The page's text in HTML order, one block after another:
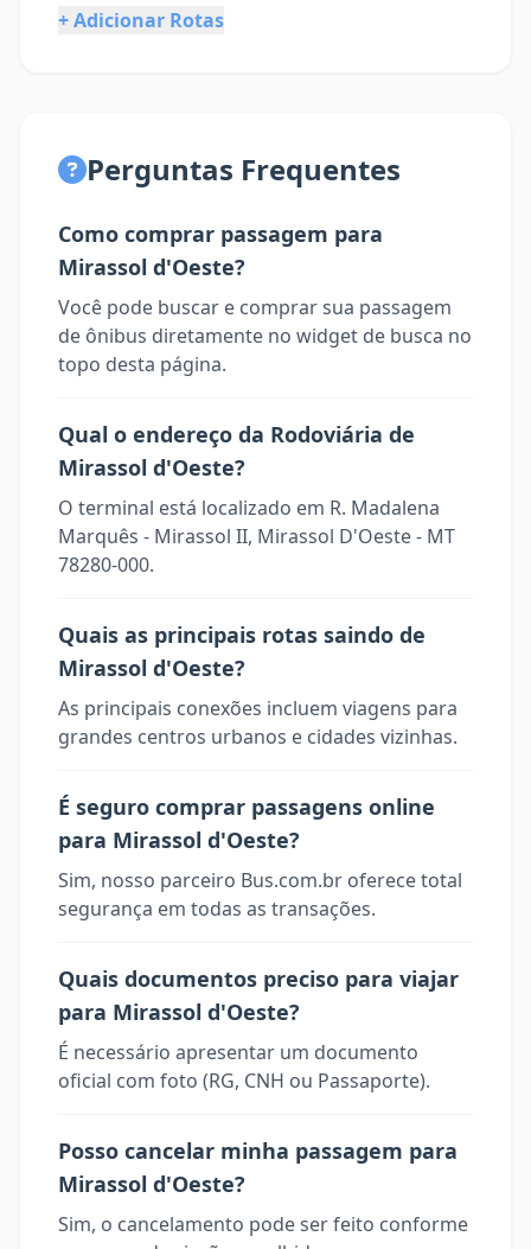
+ Adicionar Rotas
Perguntas Frequentes
Como comprar passagem para
Mirassol d'Oeste?
Você pode buscar e comprar sua passagem
de ônibus diretamente no widget de busca no
topo desta página.
Qual o endereço da Rodoviária de
Mirassol d'Oeste?
O terminal está localizado em R. Madalena
Marquês - Mirassol II, Mirassol D'Oeste - MT
78280-000.
Quais as principais rotas saindo de
Mirassol d'Oeste?
As principais conexões incluem viagens para
grandes centros urbanos e cidades vizinhas.
É seguro comprar passagens online
para Mirassol d'Oeste?
Sim, nosso parceiro Bus.com.br oferece total
segurança em todas as transações.
Quais documentos preciso para viajar
para Mirassol d'Oeste?
É necessário apresentar um documento
oficial com foto (RG, CNH ou Passaporte).
Posso cancelar minha passagem para
Mirassol d'Oeste?
Sim, o cancelamento pode ser feito conforme